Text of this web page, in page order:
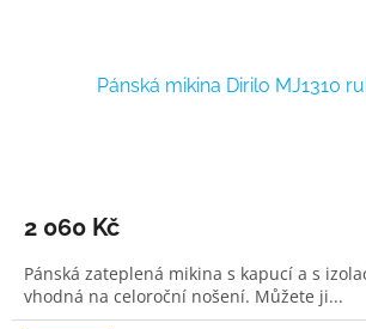
Pánská mikina Dirilo MJ1310
2 060 Kč
Pánská zateplená mikina s kapucí a s
vhodná na celoroční nošení. Můžete ji...